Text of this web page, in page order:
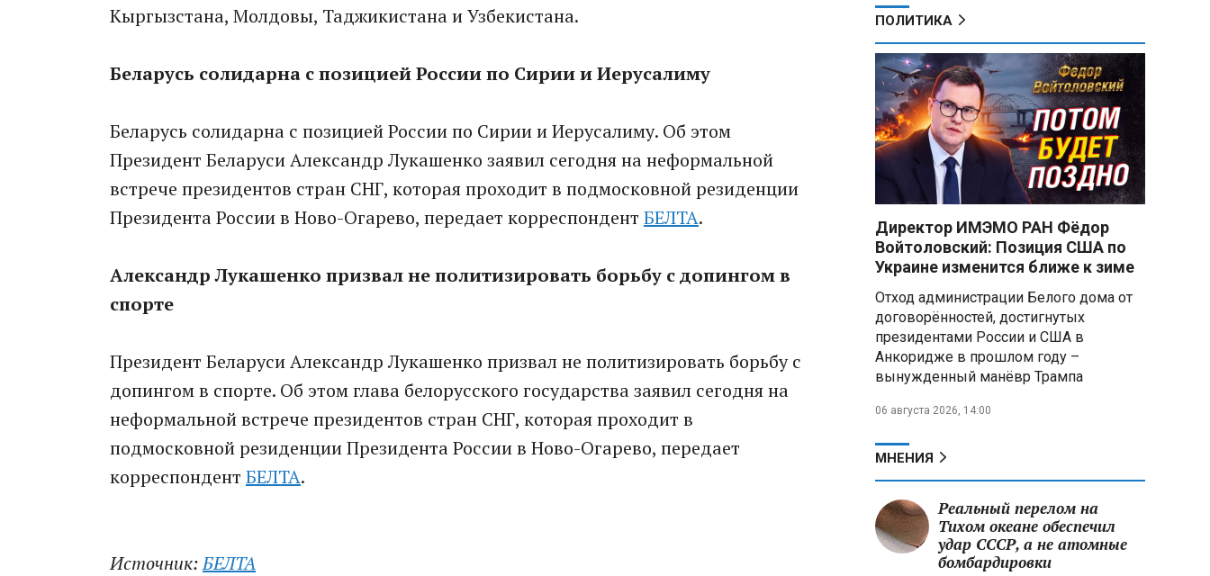
Кыргызстана, Молдовы, Таджикистана и Узбекистана.
Беларусь солидарна с позицией России по Сирии и Иерусалиму
Беларусь солидарна с позицией России по Сирии и Иерусалиму. Об этом
Президент Беларуси Александр Лукашенко заявил сегодня на неформальной
встрече президентов стран СНГ, которая проходит в подмосковной резиденции
Президента России в Ново-Огарево, передает корреспондент БЕЛТА.
Александр Лукашенко призвал не политизировать борьбу с допингом в
спорте
Президент Беларуси Александр Лукашенко призвал не политизировать борьбу с
допингом в спорте. Об этом глава белорусского государства заявил сегодня на
неформальной встрече президентов стран СНГ, которая проходит в
подмосковной резиденции Президента России в Ново-Огарево, передает
корреспондент БЕЛТА.
Источник:БЕЛТА
ПОЛИТИКА
Директор ИМЭМО РАН Фёдор
Войтоловский: Позиция США по
Украине изменится ближе к зиме
Отход администрации Белого дома от
договорённостей, достигнутых
президентами России и США в
Анкоридже в прошлом году –
вынужденный манёвр Трампа
06 августа 2026, 14:00
МНЕНИЯ
Реальный перелом на
Тихом океане обеспечил
удар СССР, а не атомные
бомбардировки